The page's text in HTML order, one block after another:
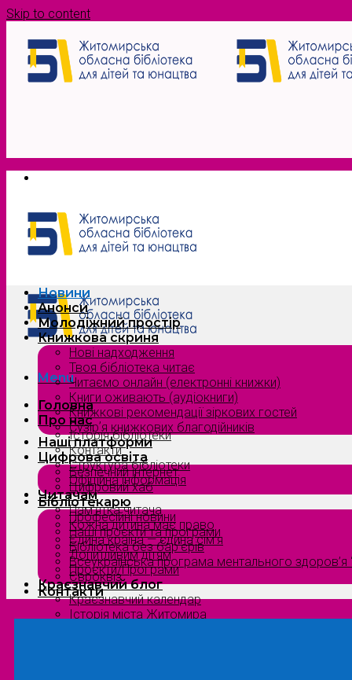
Skip to content
Menu
Головна
Про нас
Історія бібліотеки
Контакти
Структура бібліотеки
Офіційна інформація
Читачам
Пам’ятка читача
Кожна дитина має право
Єдина країна — єдина сім’я
Допитливим дітям
Проєкти/Програми
Краєзнавчий блог
Краєзнавчий календар
Історія міста Житомира
Новини
Анонси
Молодіжний простір
Книжкова скриня
Нові надходження
Твоя бібліотека читає
Читаємо онлайн (електронні книжки)
Книги оживають (аудіокниги)
Книжкові рекомендації зіркових гостей
Сузірʼя книжкових благодійників
Наші платформи
Цифрова освіта
Безпечний інтернет
Цифровий хаб
Бібліотекарю
Професійні новини
Наші проєкти та програми
Бібліотека без бар’єрів
Всеукраїнська програма ментального здоров’я
Євроквіз
Контакти